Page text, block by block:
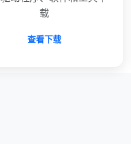
载
查看下载